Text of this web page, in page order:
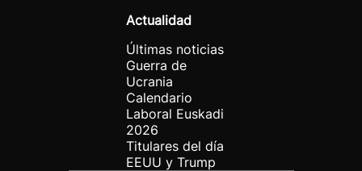
Actualidad
Últimas noticias
Guerra de
Ucrania
Calendario
Laboral Euskadi
2026
Titulares del día
EEUU y Trump